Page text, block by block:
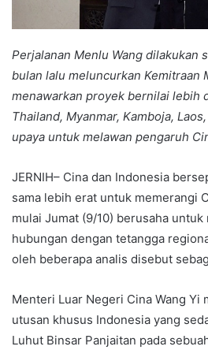
Perjalanan Menlu Wang dilakukan
bulan lalu meluncurkan Kemitraan
menawarkan proyek bernilai lebih
Thailand, Myanmar, Kamboja,
upaya untuk melawan pengaruh
JERNIH– Cina dan Indonesia
sama lebih erat untuk memerangi
mulai Jumat (9/10) berusaha untuk
hubungan dengan tetangga
oleh beberapa analis disebut
Menteri Luar Negeri Cina Wang Yi
utusan khusus Indonesia yang
Luhut Binsar Panjaitan pada